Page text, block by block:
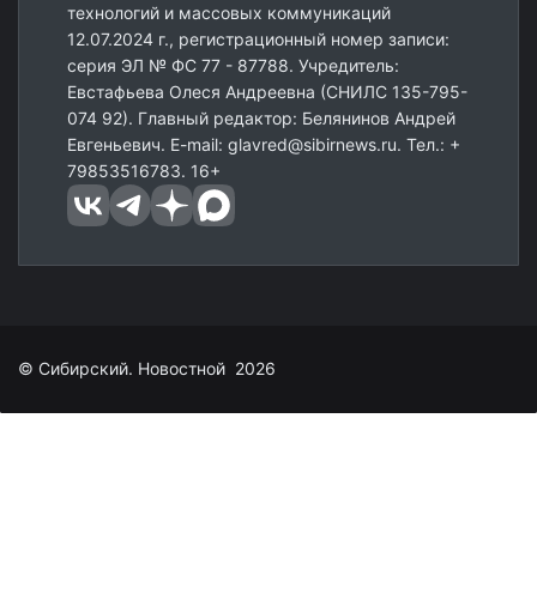
технологий и массовых коммуникаций
12.07.2024 г., регистрационный номер записи:
серия ЭЛ № ФС 77 - 87788. Учредитель:
Евстафьева Олеся Андреевна (СНИЛС 135-795-
074 92). Главный редактор: Белянинов Андрей
Евгеньевич. E-mail: glavred@sibirnews.ru. Тел.: +
79853516783. 16+
© Сибирский. Новостной 2026